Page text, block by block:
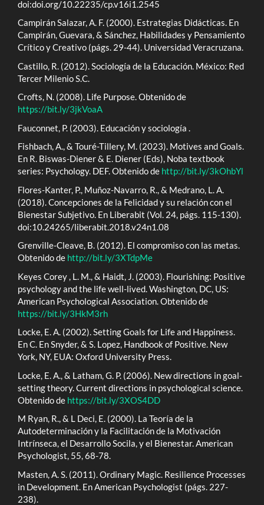
doi:doi.org/10.22235/cp.v16i1.2545
Campirán Salazar, A. F. (2000). Estrategias Didácticas. En
Campirán, Guevara, & Sánchez, Habilidades y Pensamiento
Crítico y Creativo (págs. 29-44). Universidad Veracruzana.
Castillo, R. (2012). Sociología de la Educación. México: Red
Tercer Milenio S.C.
Crofts, N. (2008). Life Purpose. Obtenido de
https://bit.ly/3jkVoaA
Fauconnet, P. (2003). Educación y sociología .
Fishbach, A., & Touré-Tillery, M. (2023). Motives and Goals.
En R. Biswas-Diener & E. Diener (Eds), Noba textbook
series: Psychology. DEF. Obtenido de http://bit.ly/3kOhbYl
Flores-Kanter, P., Muñoz-Navarro, R., & Medrano, L. A.
(2018). Concepciones de la Felicidad y su relación con el
Bienestar Subjetivo. En Liberabit (Vol. 24, págs. 115-130).
doi:10.24265/liberabit.2018.v24n1.08
Grenville-Cleave, B. (2012). El compromiso con las metas.
Obtenido de http://bit.ly/3XTdpMe
Keyes Corey , L. M., & Haidt, J. (2003). Flourishing: Positive
psychology and the life well-lived. Washington, DC, US:
American Psychological Association. Obtenido de
https://bit.ly/3HkM3rh
Locke, E. A. (2002). Setting Goals for Life and Happiness.
En C. En Snyder, & S. Lopez, Handbook of Positive. New
York, NY, EUA: Oxford University Press.
Locke, E. A., & Latham, G. P. (2006). New directions in goal-
setting theory. Current directions in psychological science.
Obtenido de https://bit.ly/3XOS4DD
M Ryan, R., & L Deci, E. (2000). La Teoría de la
Autodeterminación y la Facilitación de la Motivación
Intrínseca, el Desarrollo Socila, y el Bienestar. American
Psychologist, 55, 68-78.
Masten, A. S. (2011). Ordinary Magic. Resilience Processes
in Development. En American Psychologist (págs. 227-
238).